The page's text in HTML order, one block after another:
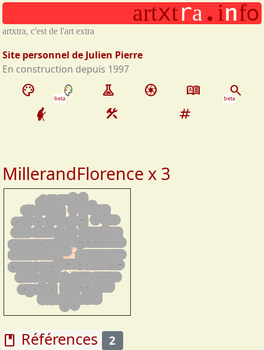
Aller au contenu principal
palette beta experiment camera dictionary search
beta
construction tag
MillerandFlorence x 3
book Références 2
artxtra. info
artxtra, c'est de l'art extra
Site personnel de Julien Pierre
En construction depuis 1997